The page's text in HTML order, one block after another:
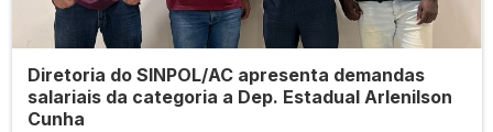
Diretoria do SINPOL/AC apresenta demandas
salariais da categoria a Dep. Estadual Arlenilson
Cunha